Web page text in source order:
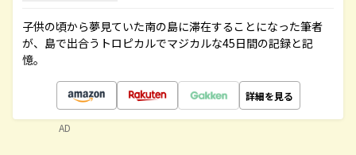
子供の頃から夢見ていた南の島に滞在することになった筆者
が、島で出合うトロピカルでマジカルな45日間の記録と記
憶。
詳細を見る
AD